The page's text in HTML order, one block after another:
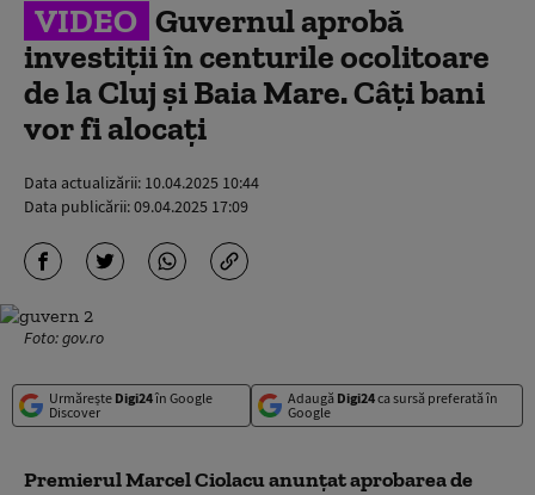
VIDEO Guvernul aprobă
investiţii în centurile ocolitoare
de la Cluj şi Baia Mare. Câți bani
vor fi alocați
Data actualizării: 10.04.2025 10:44
Data publicării:09.04.2025 17:09
Foto: gov.ro
Urmărește Digi24în Google
Discover
Adaugă Digi24ca sursă preferată în
Google
Premierul Marcel Ciolacu anunțat aprobarea de